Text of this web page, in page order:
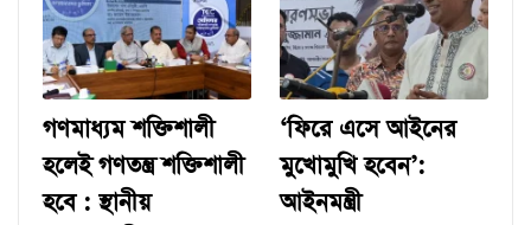
গণমাধ্যম শক্তিশালী
হলেই গণতন্ত্র শক্তিশালী
হবে : স্থানীয়
‘ফিরে এসে আইনের
মুখোমুখি হবেন’:
আইনমন্ত্রী